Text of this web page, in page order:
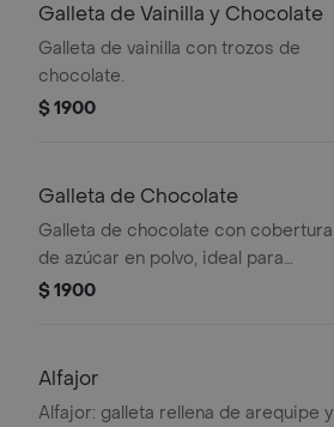
Galleta de Vainilla y Chocolate
Galleta de vainilla con trozos de
chocolate.
$ 1900
Galleta de Chocolate
Galleta de chocolate con cobertura
de azúcar en polvo, ideal para
acompañar con café o té.
$ 1900
Alfajor
Alfajor: galleta rellena de arequipe y